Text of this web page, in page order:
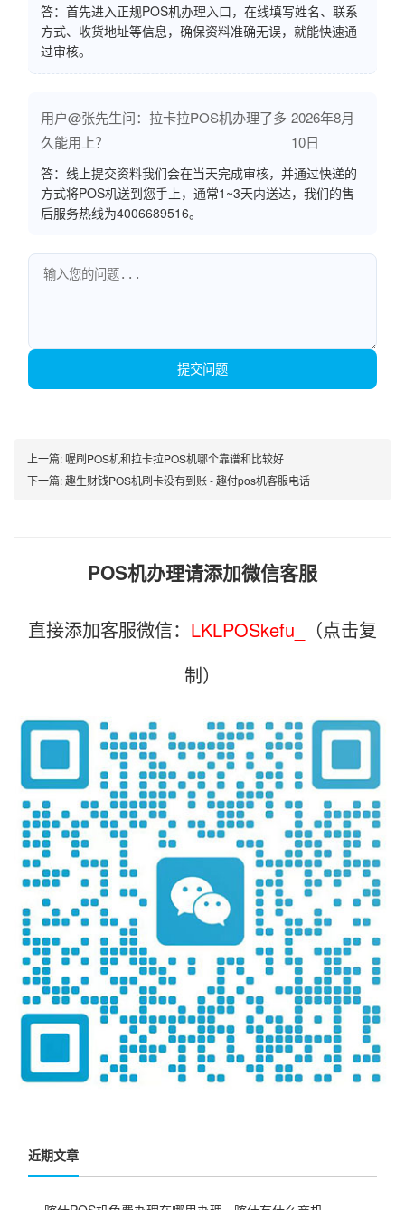
答：首先进入正规POS机办理入口，在线填写姓名、联系
方式、收货地址等信息，确保资料准确无误，就能快速通
过审核。
用户@张先生问：拉卡拉POS机办理了多
久能用上？
2026年8月
10日
答：线上提交资料我们会在当天完成审核，并通过快递的
方式将POS机送到您手上，通常1~3天内送达，我们的售
后服务热线为4006689516。
提交问题
上一篇:喔刷POS机和拉卡拉POS机哪个靠谱和比较好
下一篇:趣生财钱POS机刷卡没有到账 - 趣付pos机客服电话
POS机办理请添加微信客服
直接添加客服微信： LKLPOSkefu_
（点击复
制）
近期文章